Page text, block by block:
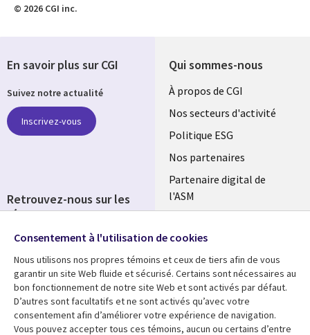
© 2026 CGI inc.
Qui sommes-nous
Useful
links
FRANCE
À propos de CGI
Nos secteurs d'activité
Politique ESG
Nos partenaires
Partenaire digital de
l'ASM
Fusions
Ressources
Library
Articles
Support
Legal
Accessibilité
En savoir plus sur CGI
Suivez notre actualité
Inscrivez-vous
Retrouvez-nous sur les
réseaux
Social
Media
FRANCE
Consentement à l'utilisation de cookies
Nous utilisons nos propres témoins et ceux de tiers afin de vous
garantir un site Web fluide et sécurisé. Certains sont nécessaires au
bon fonctionnement de notre site Web et sont activés par défaut.
D’autres sont facultatifs et ne sont activés qu’avec votre
consentement afin d’améliorer votre expérience de navigation.
Vous pouvez accepter tous ces témoins, aucun ou certains d’entre